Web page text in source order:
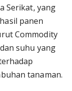
Serikat, yang
panen
Commodity
suhu yang
tanaman.